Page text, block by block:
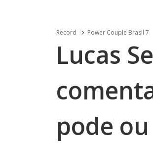
Record Power Couple Brasil 7
Lucas
pode